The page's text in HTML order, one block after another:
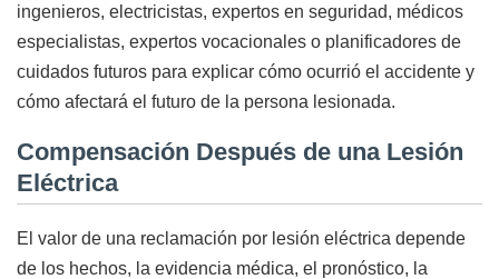
ingenieros, electricistas, expertos en seguridad, médicos
especialistas, expertos vocacionales o planificadores de
cuidados futuros para explicar cómo ocurrió el accidente y
cómo afectará el futuro de la persona lesionada.
Compensación Después de una Lesión
Eléctrica
El valor de una reclamación por lesión eléctrica depende
de los hechos, la evidencia médica, el pronóstico, la